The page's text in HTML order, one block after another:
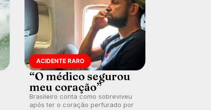
ACIDENTE RARO
“O médico segurou
meu coração”
Brasileiro conta como sobreviveu
após ter o coração perfurado por